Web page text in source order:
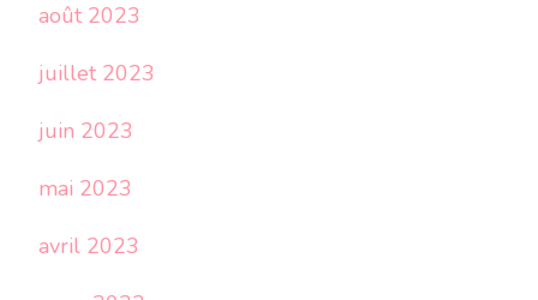
août 2023
juillet 2023
juin 2023
mai 2023
avril 2023